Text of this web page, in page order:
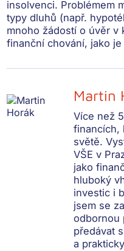
insolvenci. Problémem
typy dluhů (např.
mnoho žádostí o úvěr v
finanční chování, jako je
Martin
Více než
financích,
světě.
VŠE v
jako
hluboký
investic i
jsem se
odbornou
předávat
a